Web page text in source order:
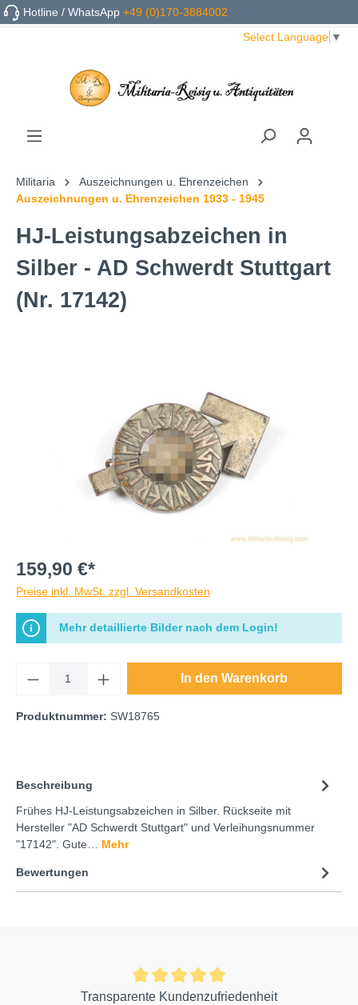
Hotline / WhatsApp+49 (0)170-3884002
Select Language ▼
Militaria
Auszeichnungen u. Ehrenzeichen
Auszeichnungen u. Ehrenzeichen 1933 - 1945
HJ-Leistungsabzeichen in
Silber - AD Schwerdt Stuttgart
(Nr. 17142)
159,90 €*
Preise inkl. MwSt. zzgl. Versandkosten
Mehr detaillierte Bilder nach dem Login!
In den Warenkorb
Produktnummer: SW18765
Beschreibung
Frühes HJ-Leistungsabzeichen in Silber. Rückseite mit
Hersteller "AD Schwerdt Stuttgart" und Verleihungsnummer
"17142". Gute… Mehr
Bewertungen
Transparente Kundenzufriedenheit